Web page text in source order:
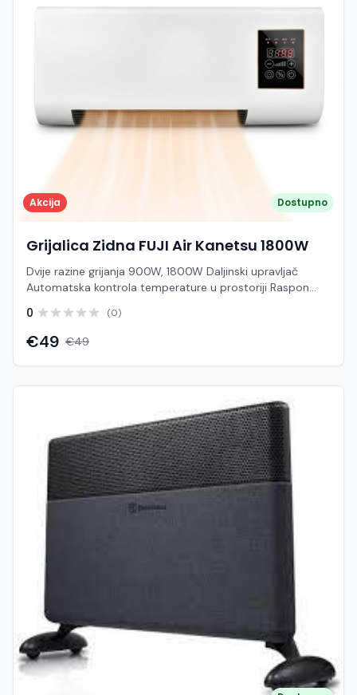
Akcija Dostupno
Grijalica Zidna FUJI Air Kanetsu 1800W
Dvije razine grijanja 900W, 1800W Daljinski upravljač
Automatska kontrola temperature u prostoriji Raspon
može montirati na zid Razina buke: 54,4 dB s udaljenosti
od 100 cm Snaga: 1800W Maksimalna snaga: 2000W
Zaštita od pregrijavanja Težina uređaja: 2,2 kg Dimenzije:
540x210x110 mm Električna zidna grijalica FUJI Air
KANETSU nudi mogućnost podešavanja . Električna
grijalica ima funkciju automatske kontrole temperature,
uređaj će se uključiti i isključiti kako bi održao zadanu
razinu temperature. Praktično se njime upravlja daljinskim
upravljačem iz naslonjača
0 (0)
€49 €49